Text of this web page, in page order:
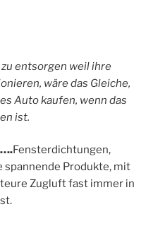
entsorgen weil ihre
wäre das Gleiche,
Auto kaufen, wenn das
ist.
Fensterdichtungen,
spannende Produkte, mit
Zugluft fast immer in